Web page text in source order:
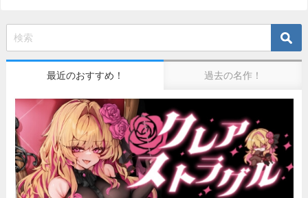
最近のおすすめ！ 過去の名作！